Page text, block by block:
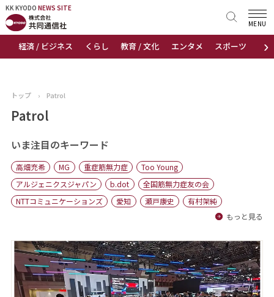
KK KYODO NEWS SITE
›
経済 / ビジネス くらし 教育 / 文化 エンタメ スポーツ 地域
MENU
KK KYODONEWS SITE
トップページ
ニュース
おすすめコンテンツ
出版物
会社概要
トップ › Patrol
Patrol
いま注目のキーワード
高畑充希 MG 重症筋無力症
Too Young
アルジェニクスジャパン
b.dot
全国筋無力症友の会
NTTコミュニケーションズ
愛知 瀬戸康史
有村架純
もっと見る